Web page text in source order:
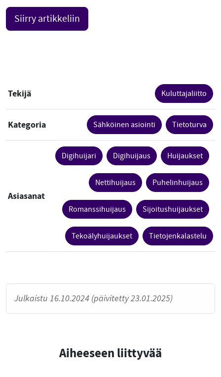
Siirry artikkeliin
Tekijä Kuluttajaliitto
Kategoria Sähköinen asiointi Tietoturva
Asiasanat
Digihuijari Digihuijaus Huijaukset
Nettihuijaus Puhelinhuijaus
Romanssihuijaus Sijoitushuijaukset
Tekoälyhuijaukset Tietojenkalastelu
Julkaistu 16.10.2024 (päivitetty 23.01.2025)
Aiheeseen liittyvää